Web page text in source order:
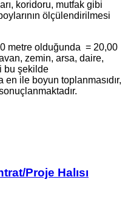
koridoru, mutfak gibi
ölçülendirilmesi
metre olduğunda = 20,00
zemin, arsa, daire,
bu şekilde
en ile boyun toplanmasıdır,
Proje Halısı